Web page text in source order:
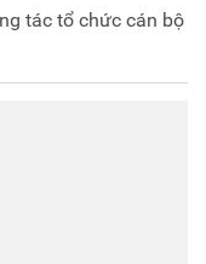
tác tổ chức cán bộ